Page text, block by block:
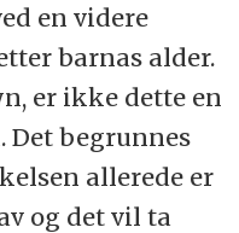
en videre
barnas alder.
er ikke dette en
begrunnes
allerede er
og det vil ta